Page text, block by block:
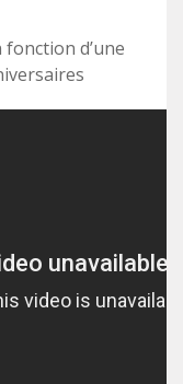
fonction d’une